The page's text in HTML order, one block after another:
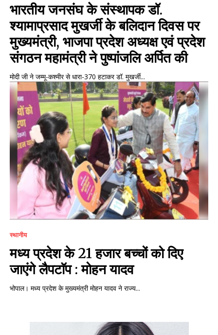
भारतीय जनसंघ के संस्थापक डॉ.
श्यामाप्रसाद मुखर्जी के बलिदान दिवस पर
मुख्यमंत्री, भाजपा प्रदेश अध्यक्ष एवं प्रदेश
संगठन महामंत्री ने पुष्पांजलि अर्पित की
मोदी जी ने जम्मू-कश्मीर से धारा-370 हटाकर डॉ. मुखर्जी...
स्थानीय
मध्य प्रदेश के 21 हजार बच्चों को दिए
जाएंगे लैपटाॅप : मोहन यादव
भोपाल। मध्य प्रदेश के मुख्यमंत्री मोहन यादव ने राज्य...